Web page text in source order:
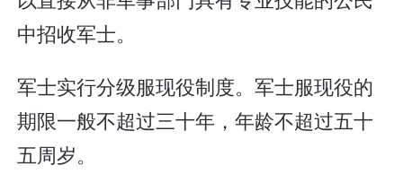
中招收军士。
军士实行分级服现役制度。军士服现役的
期限一般不超过三十年，年龄不超过五十
五周岁。